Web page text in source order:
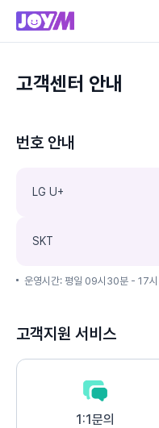
고객센터 안내
번호 안내
LG U+
SKT
운영시간: 평일 09시30분 - 17
고객지원 서비스
1:1문의